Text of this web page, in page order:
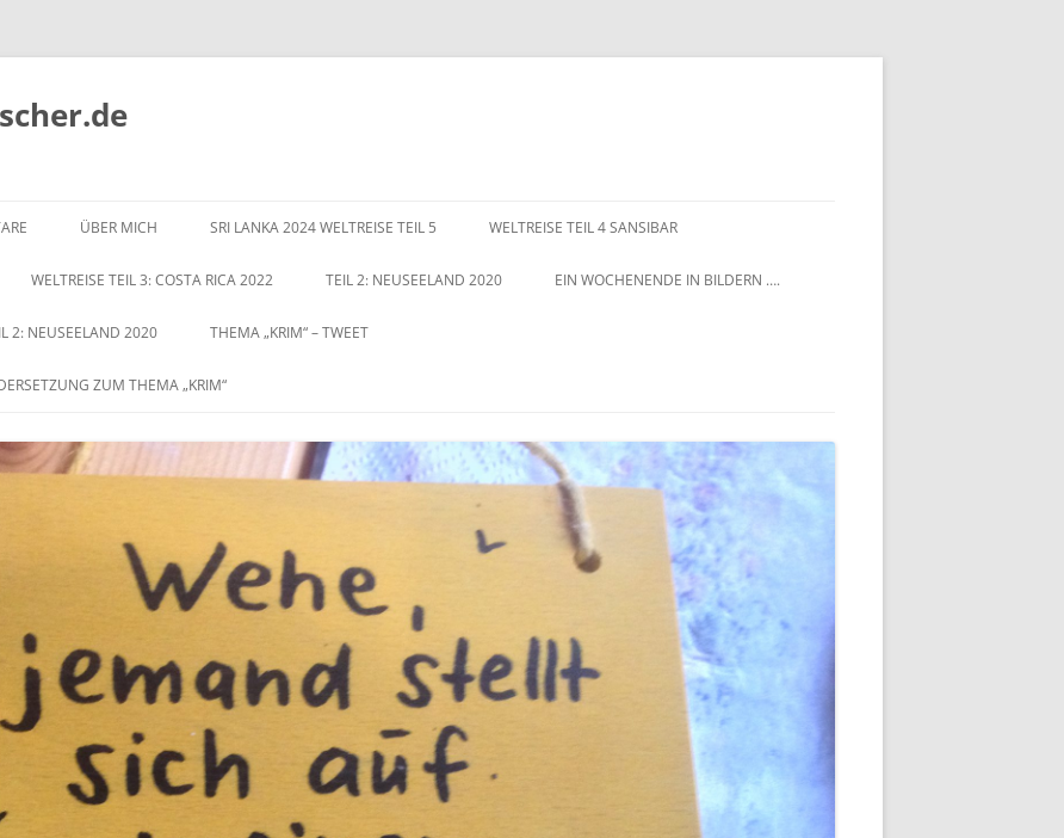
Inhalt
ÜBER MICH SRI LANKA 2024 WELTREISE TEIL 5 WELTREISE TEIL 4 SANSIBAR
WELTREISE TEIL 3: COSTA RICA 2022 TEIL 2: NEUSEELAND 2020 EIN WOCHENENDE IN BILDERN ….
2: NEUSEELAND 2020 THEMA „KRIM“ – TWEET
ZUM THEMA „KRIM“